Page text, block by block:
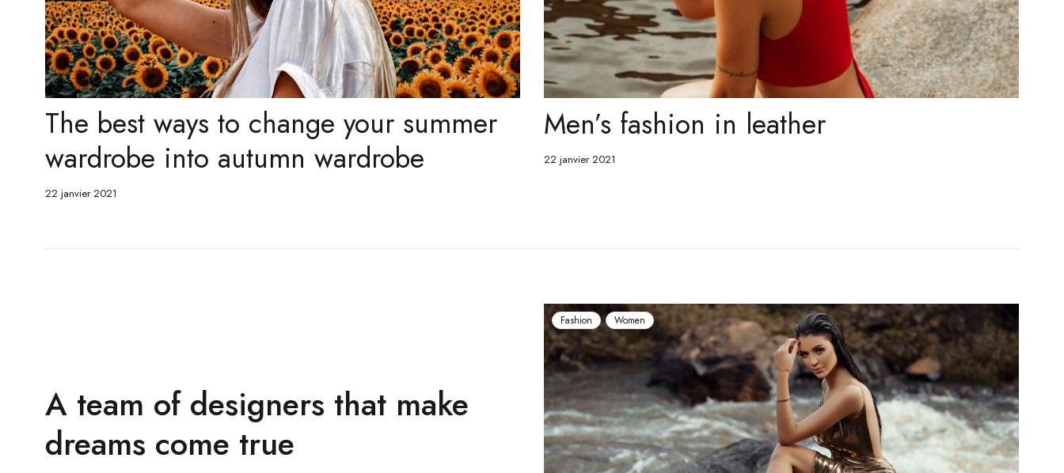
The best ways to change your summer
wardrobe into autumn wardrobe
22 janvier 2021
Men’s fashion in leather
22 janvier 2021
Fashion Women
A team of designers that make
dreams come true